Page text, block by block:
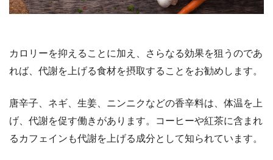
カロリーを抑えることに加え、さらなる効果を狙うのであ
れば、代謝を上げる食材を摂取することをお勧めします。
唐辛子、ネギ、生姜、ニンニクなどの香辛料は、体温を上
げ、代謝を促す働きがあります。コーヒーや紅茶に含まれ
るカフェインも代謝を上げる成分として知られています。